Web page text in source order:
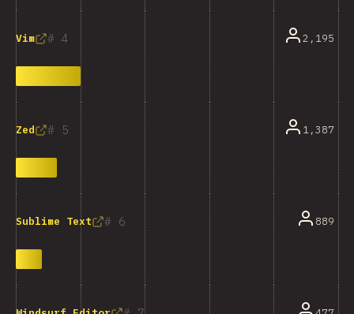
4
Vim 2,195
5
Zed 1,387
6
Sublime Text 889